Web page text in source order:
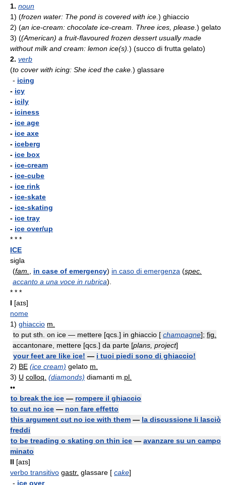
1. noun
1) (frozen water: The pond is covered with ice. ) ghiaccio
2) (an ice-cream: chocolate ice-cream. Three ices, please. ) gelato
3) ((American) a fruit-flavoured frozen dessert usually made
without milk and cream: lemon ice(s). ) (succo di frutta gelato)
2. verb
(to cover with icing: She iced the cake. ) glassare
- icing
- icy
- icily
- iciness
- ice age
- ice axe
- iceberg
- ice box
- ice-cream
- ice-cube
- ice rink
- ice-skate
- ice-skating
- ice tray
- ice over/up
* * *
ICE
sigla
(fam. in case of emergency) in caso di emergenza (spec.
accanto a una voce in rubrica).
* * *
I [aɪs]
nome
1) ghiaccio m.
to put sth. on ice — mettere [qcs.] in ghiaccio [ champagne]; fig.
accantonare, mettere [qcs.] da parte [plans, project]
your feet are like ice! — i tuoi piedi sono di ghiaccio!
2) BE (ice cream) gelato m.
3) U colloq. (diamonds) diamanti m. pl.
••
to break the ice — rompere il ghiaccio
to cut no ice — non fare effetto
this argument cut no ice with them — la discussione li lasciò
freddi
to be treading o skating on thin ice — avanzare su un campo
minato
II [aɪs]
verbo transitivo gastr. glassare [ cake]
- ice over